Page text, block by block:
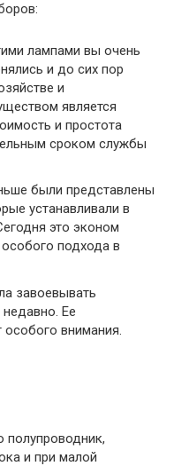
лампами вы очень
и до сих пор
и
является
и простота
сроком службы
были представлены
устанавливали в
это эконом
подхода в
завоевывать
недавно. Ее
внимания.
полупроводник,
и при малой